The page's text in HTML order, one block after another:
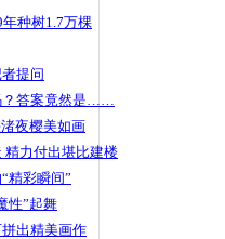
种树1.7万棵
提问
？答案竟然是……
夜樱美如画
精力付出堪比建楼
精彩瞬间”
性”起舞
出精美画作